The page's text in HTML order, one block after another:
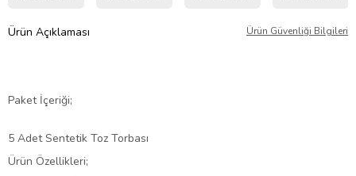
Ürün Açıklaması Ürün Güvenliği Bilgileri
Paket İçeriği;
5 Adet Sentetik Toz Torbası
Ürün Özellikleri;